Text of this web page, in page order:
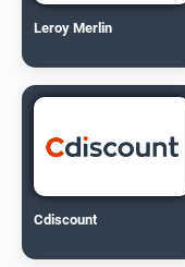
Leroy Merlin
Cdiscount